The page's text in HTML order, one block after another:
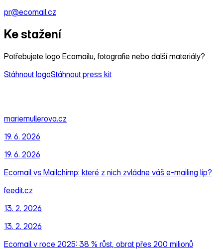
pr@ecomail.cz
Ke stažení
Potřebujete logo Ecomailu, fotografie nebo další materiály?
Stáhnout logoStáhnout press kit
mariemullerova.cz
19. 6. 2026
19. 6. 2026
Ecomail vs Mailchimp: které z nich zvládne váš e‑mailing líp?
feedit.cz
13. 2. 2026
13. 2. 2026
Ecomail v roce 2025: 38 % růst, obrat přes 200 milionů